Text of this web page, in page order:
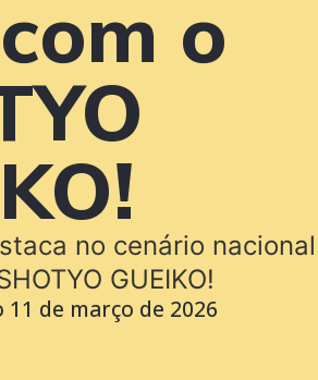
o
no cenário nacional
GUEIKO!
11 de março de 2026